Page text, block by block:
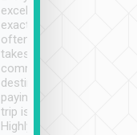
excellent and arrives
exactly on time. As there is
often limited English it
takes the difficulty out of
communicating the
destination details and
paying online prior to the
trip is very convenient.
Highly recommended